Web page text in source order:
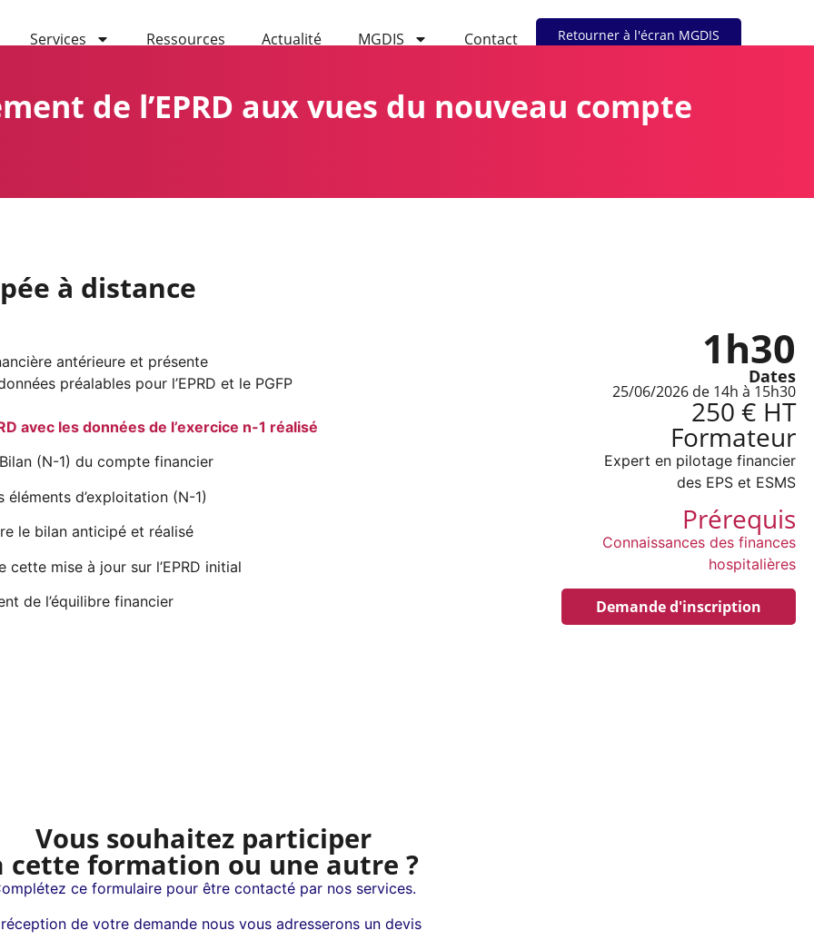
Services Ressources Actualité MGDIS Contact Retourner à l'écran MGDIS
de l’EPRD aux vues du nouveau compte
à distance
antérieure et présente
préalables pour l’EPRD et le PGFP
avec les données de l’exercice n-1 réalisé
(N-1) du compte financier
d’exploitation (N-1)
le bilan anticipé et réalisé
mise à jour sur l’EPRD initial
de l’équilibre financier
1h30
Dates
25/06/2026 de 14h à 15h30
250 € HT
Formateur
Expert en pilotage financier
des EPS et ESMS
Prérequis
Connaissances des finances
hospitalières
Demande d'inscription
Vous souhaitez participer
cette formation ou une autre ?
ce formulaire pour être contacté par nos services.
de votre demande nous vous adresserons un devis